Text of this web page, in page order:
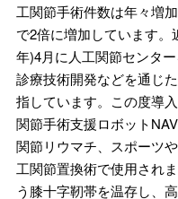
工関節手術件数は年々増
で2倍に増加しています
年)4月に人工関節センタ
診療技術開発などを通じ
指しています。この度導
関節手術支援ロボット
関節リウマチ、スポーツ
工関節置換術で使用され
う膝十字靭帯を温存し、